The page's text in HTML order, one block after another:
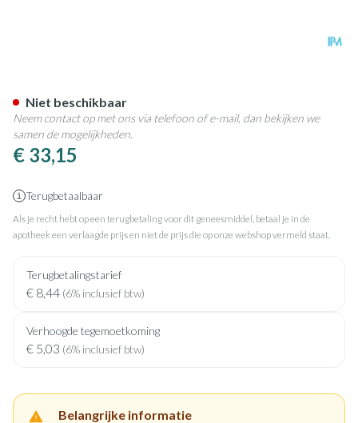
€ 33,15
Terugbetaalbaar
Als je recht hebt op een terugbetaling voor dit geneesmiddel, betaal je in de
apotheek een verlaagde prijs en niet de prijs die op onze webshop vermeld staat.
Terugbetalingstarief
€ 8,44 (6% inclusief btw)
Verhoogde tegemoetkoming
€ 5,03 (6% inclusief btw)
Belangrijke informatie
Niet beschikbaar
Neem contact op met ons via telefoon of e-mail, dan bekijken we
samen de mogelijkheden.